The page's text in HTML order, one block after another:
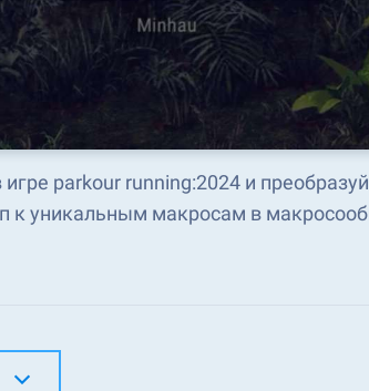
parkour running:2024 и
к уникальным макросам в